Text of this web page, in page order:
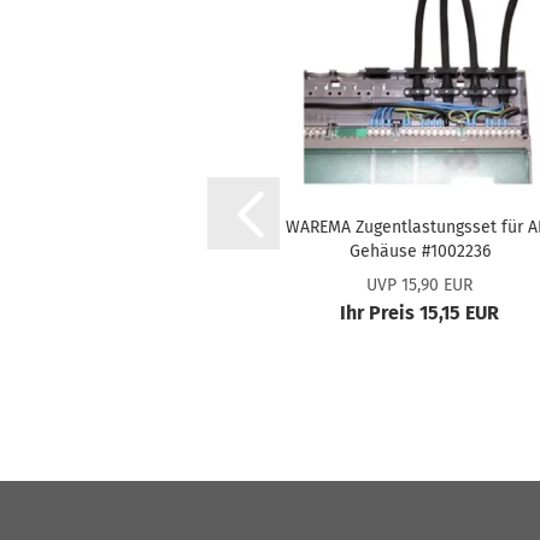
WA­RE­MA Zug­ent­las­tungs­set für
Ge­häu­se #1002236
UVP 15,90 EUR
Ihr Preis 15,15 EUR